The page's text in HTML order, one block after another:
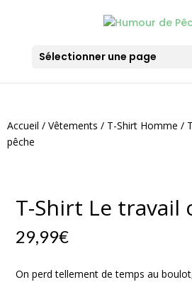
Sélectionner une page
Accueil / Vêtements / T-Shirt Homme /
pêche
T-Shirt Le travail
29,99€
On perd tellement de temps au